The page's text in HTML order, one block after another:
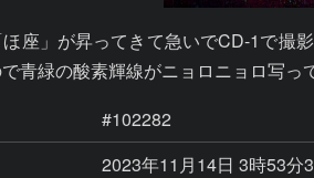
座」が昇ってきて急いでCD-1で撮
青緑の酸素輝線がニョロニョロ写
#102282
2023年11月14日 3時53分